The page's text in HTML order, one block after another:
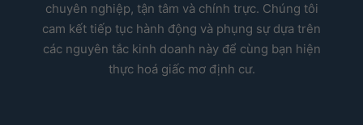
chuyên nghiệp, tận tâm và chính trực. Chúng tôi
cam kết tiếp tục hành động và phụng sự dựa trên
các nguyên tắc kinh doanh này để cùng bạn hiện
thực hoá giấc mơ định cư.